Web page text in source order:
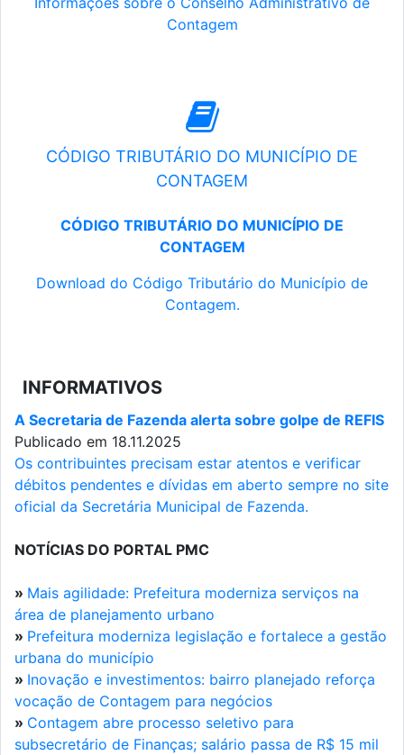
Contagem
CÓDIGO TRIBUTÁRIO DO MUNICÍPIO DE
CONTAGEM
CÓDIGO TRIBUTÁRIO DO MUNICÍPIO DE
CONTAGEM
Download do Código Tributário do Município de
Contagem.
INFORMATIVOS
A Secretaria de Fazenda alerta sobre golpe de REFIS
Publicado em 18.11.2025
Os contribuintes precisam estar atentos e verificar
débitos pendentes e dívidas em aberto sempre no site
oficial da Secretária Municipal de Fazenda.
NOTÍCIAS DO PORTAL PMC
» Mais agilidade: Prefeitura moderniza serviços na
área de planejamento urbano
» Prefeitura moderniza legislação e fortalece a gestão
urbana do município
» Inovação e investimentos: bairro planejado reforça
vocação de Contagem para negócios
» Contagem abre processo seletivo para
subsecretário de Finanças; salário passa de R$ 15 mil